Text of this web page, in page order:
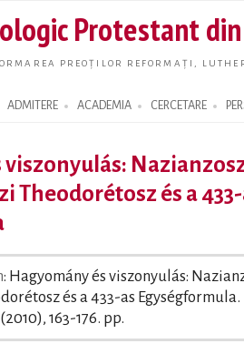
main
Protestant
PREOȚILOR REFORMAȚI,
ADMITERE ACADEMIA CERCETARE
viszonyulás:
Theodorétosz és a
: Hagyomány és viszonyulás:
és a 433-as Egységformula.
163-176. pp.